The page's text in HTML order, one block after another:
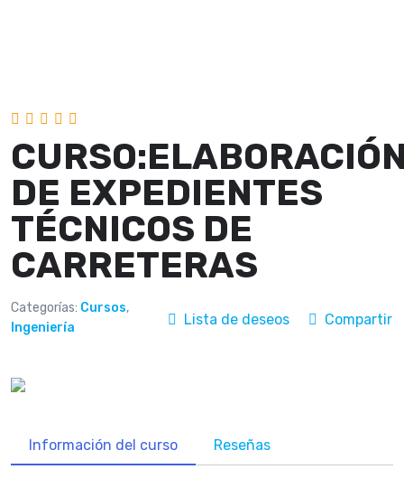
DE EXPEDIENTES
TÉCNICOS DE
CARRETERAS
Categorías: Cursos,
Ingeniería
Lista de deseos Compartir
Información del curso Reseñas